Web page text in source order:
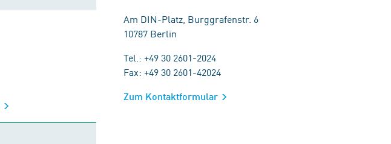
Am DIN-Platz, Burggrafenstr. 6
10787 Berlin
Tel.: +49 30 2601-2024
Fax: +49 30 2601-42024
Zum Kontaktformular